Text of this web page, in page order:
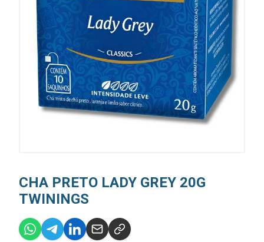
CHA PRETO LADY GREY 20G
TWININGS